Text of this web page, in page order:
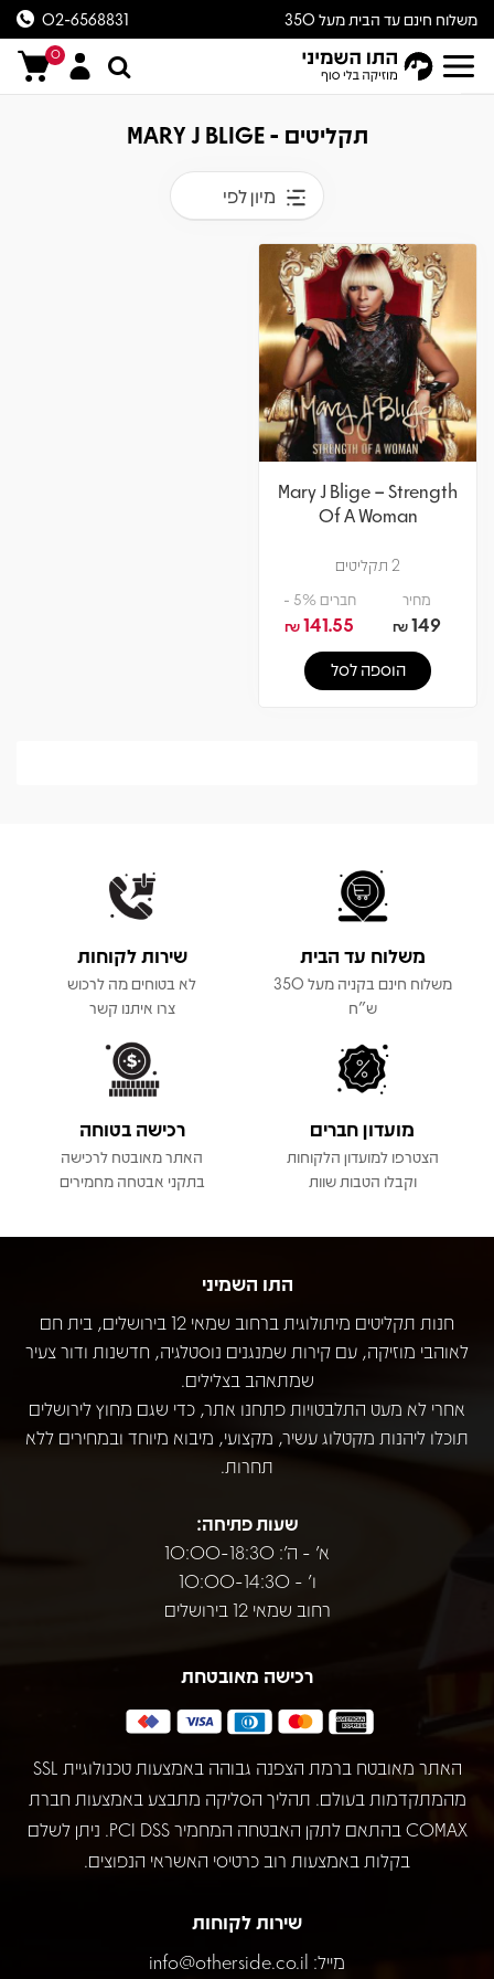
משלוח חינם עד הבית מעל 350
ש״ח
02-6568831
0
תקליטים - MARY J BLIGE
מיון לפי
Mary J Blige – Strength
Of A Woman
2 תקליטים
מחיר
149
₪
חברים 5% -
141.55
₪
הוספה לסל
משלוח עד הבית
משלוח חינם בקניה מעל 350
ש"ח
שירות לקוחות
לא בטוחים מה לרכוש
צרו איתנו קשר
מועדון חברים
הצטרפו למועדון הלקוחות
וקבלו הטבות שוות
רכישה בטוחה
האתר מאובטח לרכישה
בתקני אבטחה מחמירים
התו השמיני
חנות תקליטים מיתולוגית ברחוב שמאי 12 בירושלים, בית חם
לאוהבי מוזיקה, עם קירות שמנגנים נוסטלגיה, חדשנות ודור צעיר
שמתאהב בצלילים.
אחרי לא מעט התלבטויות פתחנו אתר, כדי שגם מחוץ לירושלים
תוכלו ליהנות מקטלוג עשיר, מקצועי, מיבוא מיוחד ובמחירים ללא
תחרות.
שעות פתיחה:
א' - ה': 10:00-18:30
ו' - 10:00-14:30
רחוב שמאי 12 בירושלים
רכישה מאובטחת
האתר מאובטח ברמת הצפנה גבוהה באמצעות טכנולוגיית SSL
מהמתקדמות בעולם. תהליך הסליקה מתבצע באמצעות חברת
COMAX בהתאם לתקן האבטחה המחמיר PCI DSS. ניתן לשלם
בקלות באמצעות רוב כרטיסי האשראי הנפוצים.
שירות לקוחות
מייל: info@otherside.co.il